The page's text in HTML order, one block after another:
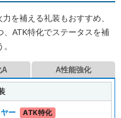
を補える礼装もおすすめ、
ATK特化でステータスを補
A A性能強化
ー ATK特化